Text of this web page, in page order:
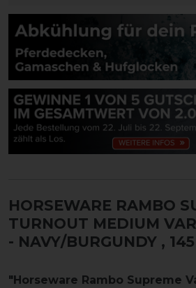
HORSEWARE RAMBO
TURNOUT MEDIUM
- NAVY/BURGUNDY , 145
"Horseware Rambo Supreme